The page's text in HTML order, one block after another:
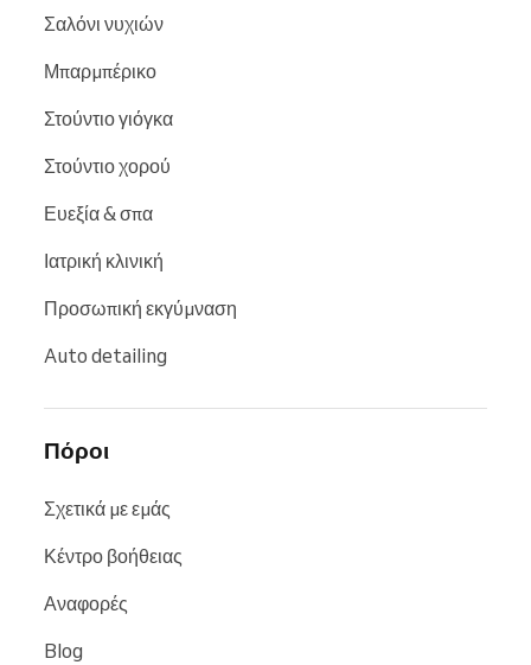
Σαλόνι νυχιών
Μπαρμπέρικο
Στούντιο γιόγκα
Στούντιο χορού
Ευεξία & σπα
Ιατρική κλινική
Προσωπική εκγύμναση
Auto detailing
Πόροι
Σχετικά με εμάς
Κέντρο βοήθειας
Αναφορές
Blog